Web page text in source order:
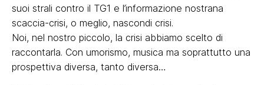
suoi strali contro il TG1 e l’informazione nostrana
scaccia-crisi, o meglio, nascondi crisi.
Noi, nel nostro piccolo, la crisi abbiamo scelto di
raccontarla. Con umorismo, musica ma soprattutto una
prospettiva diversa, tanto diversa…